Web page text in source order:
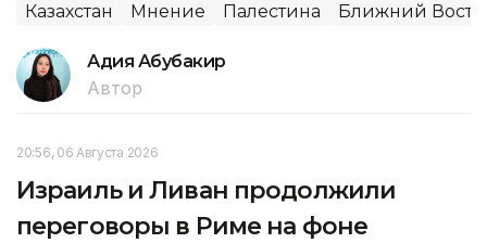
Казахстан Мнение Палестина Ближний
Адия Абубакир
Автор
20:56, 06 Августа 2026
Израиль и Ливан продолжили
переговоры в Риме на фоне